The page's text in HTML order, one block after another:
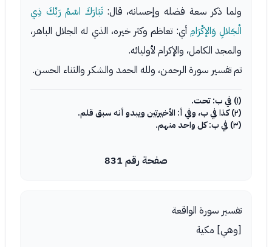
ولما ذكر سعة فضله وإحسانه، قال:تَبَارَكَ اسْمُ رَبِّكَ ذِي
الْجَلالِ وَالإكْرَامِ أي: تعاظم وكثر خيره، الذي له الجلال الباهر،
والمجد الكامل، والإكرام لأوليائه.
تم تفسير سورة الرحمن، ولله الحمد والشكر والثناء الحسن.
(١) في ب: تحت.
(٢) كذا في ب، وفي أ: الأخيرتين ويبدو أنه سبق قلم.
(٣) في ب: كل واحد منهم.
صفحة رقم 831
تفسير سورة الواقعة
[وهي] مكية